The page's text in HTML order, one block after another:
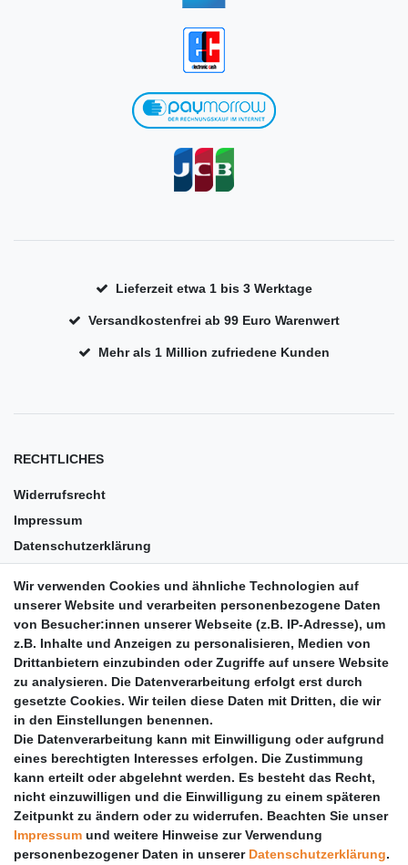
Lieferzeit etwa 1 bis 3 Werktage
Versandkostenfrei ab 99 Euro Warenwert
Mehr als 1 Million zufriedene Kunden
RECHTLICHES
Widerrufsrecht
Impressum
Datenschutzerklärung
Barrierefreiheit
Anleitungen
Vertrag widerrufen
PARTNER
DHL
GLS
PaketPLUS
SPONSORING
Wir verwenden Cookies und ähnliche Technologien auf
unserer Website und verarbeiten personenbezogene Daten
von Besucher:innen unserer Webseite (z.B. IP-Adresse), um
z.B. Inhalte und Anzeigen zu personalisieren, Medien von
Drittanbietern einzubinden oder Zugriffe auf unsere Website
zu analysieren. Die Datenverarbeitung erfolgt erst durch
gesetzte Cookies. Wir teilen diese Daten mit Dritten, die wir
in den Einstellungen benennen.
Die Datenverarbeitung kann mit Einwilligung oder aufgrund
eines berechtigten Interesses erfolgen. Die Zustimmung
kann erteilt oder abgelehnt werden. Es besteht das Recht,
nicht einzuwilligen und die Einwilligung zu einem späteren
Zeitpunkt zu ändern oder zu widerrufen. Beachten Sie unser
Impressum und weitere Hinweise zur Verwendung
personenbezogener Daten in unserer Daten­schutz­erklärung.